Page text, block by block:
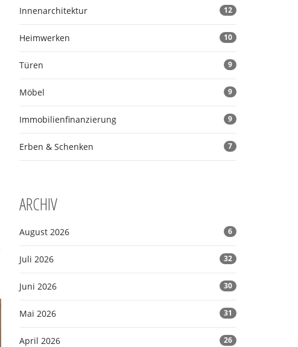
Innenarchitektur 12
Heimwerken 10
Türen 9
Möbel 9
Immobilienfinanzierung 9
Erben & Schenken 7
ARCHIV
August 2026 6
Juli 2026 32
Juni 2026 30
Mai 2026 31
April 2026 26